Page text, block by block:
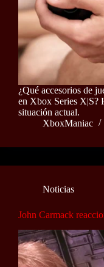
¿Qué accesorios de
en Xbox Series X|S?
situación actual.
XboxManiac
Noticias
John Carmack